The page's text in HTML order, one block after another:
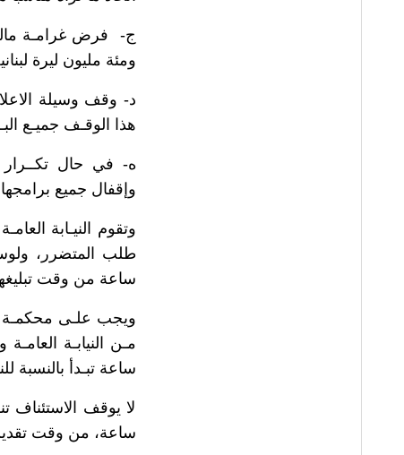
ج-
فرض غرامـة
ومئة مليون ليرة
د- وقف وسيلة
هذا الوقـف جميـع
ه- في حال تكــرار
وإقفال جميع برامجها
وتقوم النيـابة
ساعة من وقت
ساعة تبـدأ بالنسبة
ساعة، من وقت